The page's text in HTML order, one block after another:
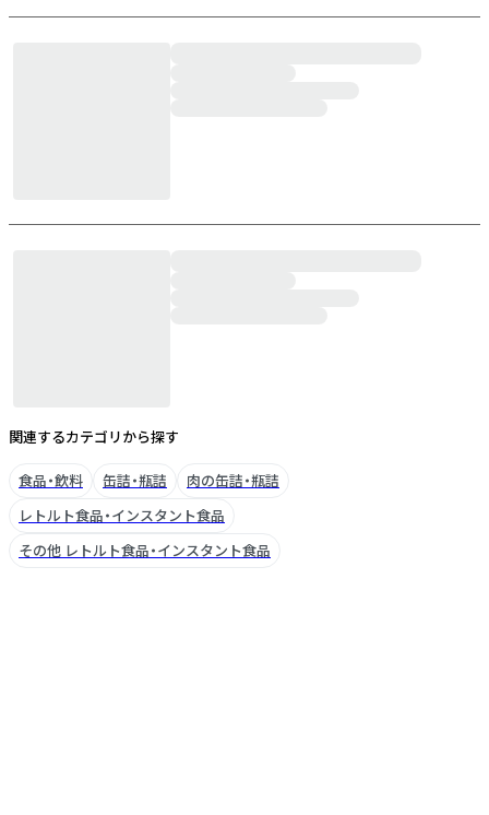
関連するカテゴリから探す
食品・飲料 缶詰・瓶詰
肉の缶詰・瓶詰
レトルト食品・インスタント食品
その他 レトルト食品・インスタント食品